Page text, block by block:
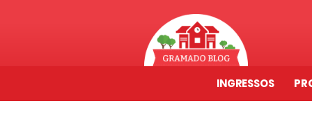
INGRESSOS